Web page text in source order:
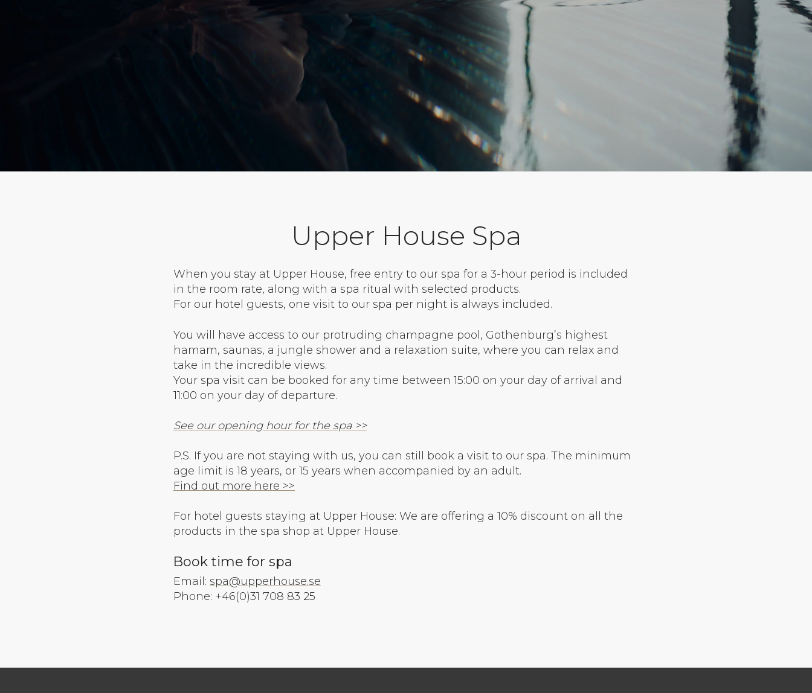
Upper House Spa
When you stay at Upper House, free entry to our spa for a 3-hour period is included
in the room rate, along with a spa ritual with selected products.
For our hotel guests, one visit to our spa per night is always included.
You will have access to our protruding champagne pool, Gothenburg’s highest
hamam, saunas, a jungle shower and a relaxation suite, where you can relax and
take in the incredible views.
Your spa visit can be booked for any time between 15:00 on your day of arrival and
11:00 on your day of departure.
See our opening hour for the spa >>
P.S. If you are not staying with us, you can still book a visit to our spa. The minimum
age limit is 18 years, or 15 years when accompanied by an adult.
Find out more here >>
For hotel guests staying at Upper House: We are offering a 10% discount on all the
products in the spa shop at Upper House.
Book time for spa
Email: spa@upperhouse.se
Phone: +46(0)31 708 83 25